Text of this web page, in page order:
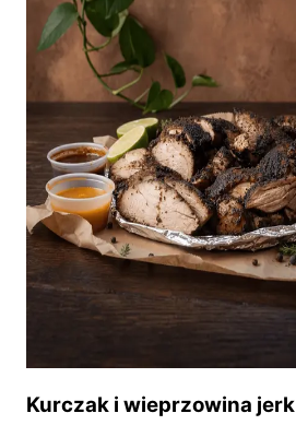
Kurczak i wieprzowina jerk